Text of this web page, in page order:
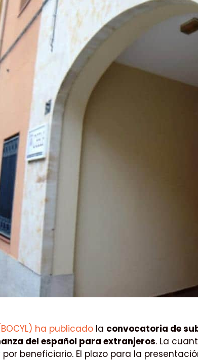
ha publicado la convocatoria de
del español para extranjeros. La
beneficiario. El plazo para la